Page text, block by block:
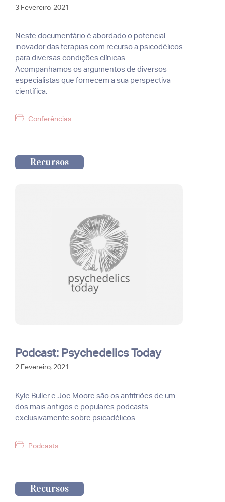
3 Fevereiro, 2021
Neste documentário é abordado o potencial
inovador das terapias com recurso a psicodélicos
para diversas condições clínicas.
Acompanhamos os argumentos de diversos
especialistas que fornecem a sua perspectiva
científica.
Categorias
Conferências
Recursos
Podcast: Psychedelics Today
2 Fevereiro, 2021
Kyle Buller e Joe Moore são os anfitriões de um
dos mais antigos e populares podcasts
exclusivamente sobre psicadélicos
Categorias
Podcasts
Recursos